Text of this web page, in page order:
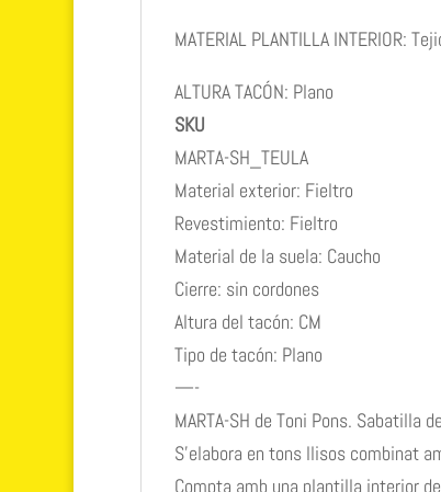
MATERIAL PLANTILLA INTERIOR:
ALTURA TACÓN: Plano
SKU
MARTA-SH_TEULA
Material exterior: Fieltro
Revestimiento: Fieltro
Material de la suela: Caucho
Cierre: sin cordones
Altura del tacón: CM
Tipo de tacón: Plano
—-
MARTA-SH de Toni Pons.
S’elabora en tons llisos combinat
Compta amb una plantilla interior